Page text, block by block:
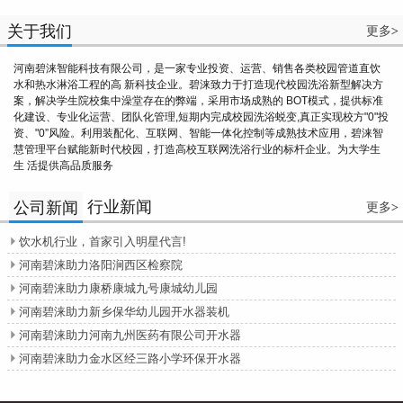
关于我们 更多>
河南碧涞智能科技有限公司，是一家专业投资、运营、销售各类校园管道直饮
水和热水淋浴工程的高 新科技企业。碧涞致力于打造现代校园洗浴新型解决方
案，解决学生院校集中澡堂存在的弊端，采用市场成熟的 BOT模式，提供标准
化建设、专业化运营、团队化管理,短期内完成校园洗浴蜕变,真正实现校方"0"投
资、"0”风险。利用装配化、互联网、智能一体化控制等成熟技术应用，碧涞智
慧管理平台赋能新时代校园，打造高校互联网洗浴行业的标杆企业。为大学生
生 活提供高品质服务
公司新闻 行业新闻 更多>
 饮水机行业，首家引入明星代言!
 河南碧涞助力洛阳涧西区检察院
 河南碧涞助力康桥康城九号康城幼儿园
 河南碧涞助力新乡保华幼儿园开水器装机
 河南碧涞助力河南九州医药有限公司开水器
 河南碧涞助力金水区经三路小学环保开水器